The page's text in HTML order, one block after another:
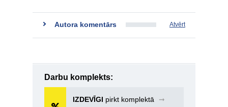
Autora komentārs Atvērt
Darbu komplekts:
IZDEVĪGI pirkt komplektā
➞